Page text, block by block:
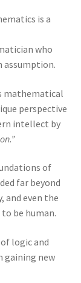
界観を転
一般関
記事
is a
who
assumption.
mathematical
perspective
intellect by
of
far beyond
even the
be human.
logic and
gaining new